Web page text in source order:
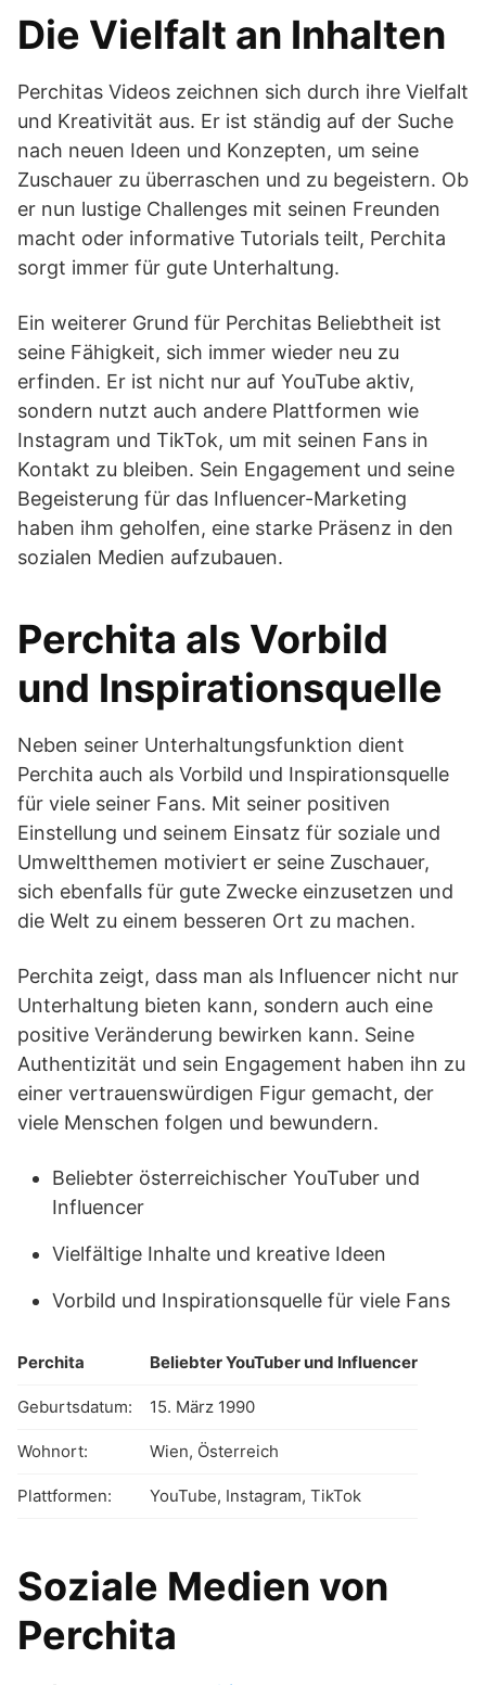
Die Vielfalt an Inhalten
Perchitas Videos zeichnen sich durch ihre Vielfalt
und Kreativität aus. Er ist ständig auf der Suche
nach neuen Ideen und Konzepten, um seine
Zuschauer zu überraschen und zu begeistern. Ob
er nun lustige Challenges mit seinen Freunden
macht oder informative Tutorials teilt, Perchita
sorgt immer für gute Unterhaltung.
Ein weiterer Grund für Perchitas Beliebtheit ist
seine Fähigkeit, sich immer wieder neu zu
erfinden. Er ist nicht nur auf YouTube aktiv,
sondern nutzt auch andere Plattformen wie
Instagram und TikTok, um mit seinen Fans in
Kontakt zu bleiben. Sein Engagement und seine
Begeisterung für das Influencer-Marketing
haben ihm geholfen, eine starke Präsenz in den
sozialen Medien aufzubauen.
Perchita als Vorbild
und Inspirationsquelle
Neben seiner Unterhaltungsfunktion dient
Perchita auch als Vorbild und Inspirationsquelle
für viele seiner Fans. Mit seiner positiven
Einstellung und seinem Einsatz für soziale und
Umweltthemen motiviert er seine Zuschauer,
sich ebenfalls für gute Zwecke einzusetzen und
die Welt zu einem besseren Ort zu machen.
Perchita zeigt, dass man als Influencer nicht nur
Unterhaltung bieten kann, sondern auch eine
positive Veränderung bewirken kann. Seine
Authentizität und sein Engagement haben ihn zu
einer vertrauenswürdigen Figur gemacht, der
viele Menschen folgen und bewundern.
Beliebter österreichischer YouTuber und
Influencer
Vielfältige Inhalte und kreative Ideen
Vorbild und Inspirationsquelle für viele Fans
Perchita Beliebter YouTuber und Influencer
Geburtsdatum: 15. März 1990
Wohnort: Wien, Österreich
Plattformen: YouTube, Instagram, TikTok
Soziale Medien von
Perchita